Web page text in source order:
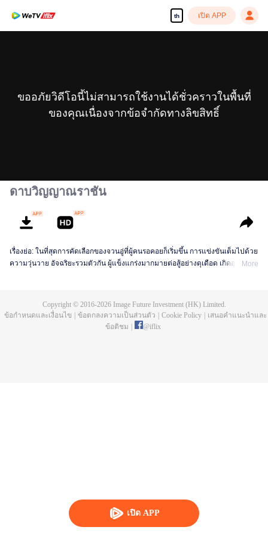
th เปิด APP
เปิด APP
ขออภัยวิดีโอนี้ไม่สามารถใช้งานได้ชั่วคราวในพื้นที่
ของคุณเนื่องจากข้อจำกัดทางลิขสิทธิ์
ดาบวิญญาณราชัน
เรื่องย่อ: ในที่สุดการคัดเลือกของจวนอู่ที่ผู้คนรอคอยก็เริ่มขึ้น การแข่งขันเต็มไปด้วย
ความวุ่นวาย อัจฉริยะรวมตัวกัน ผู้แข็งแกร่งมากมายต่อสู้อย่างดุเดือด เกิดอุบัติเหตุ
การลอบสังหารที่ไม่อาจคาดเดานี้ได้อย่างไร
More
Copyright © 2016-2026Image Future Investment (HK) Limited.
ข้อกำหนดและเงื่อนไข
ข้อตกลงความเป็นส่วนตัว Cookie Policy
เสนอคำแนะนำและ
ข้อติชม
@iflix